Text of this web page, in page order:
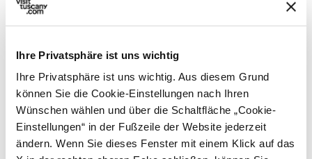
Ihre Privatsphäre ist uns wichtig
Ihre Privatsphäre ist uns wichtig. Aus diesem Grund
können Sie die Cookie-Einstellungen nach Ihren
Wünschen wählen und über die Schaltfläche „Cookie-
Einstellungen“ in der Fußzeile der Website jederzeit
ändern. Wenn Sie dieses Fenster mit einem Klick auf das